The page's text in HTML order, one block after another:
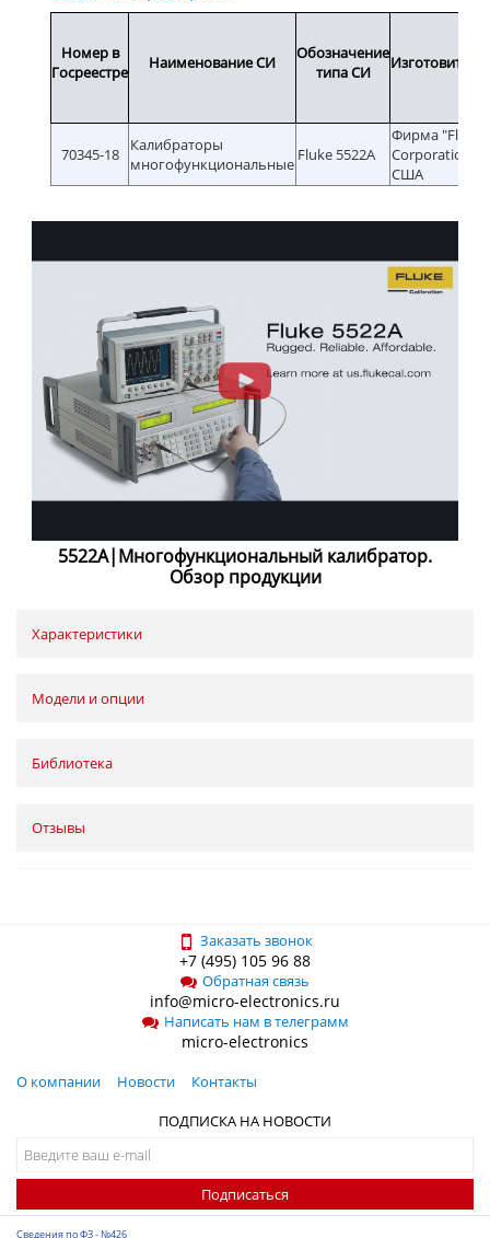
Номер в
Госреестре
Наименование СИ
Обозначение
типа СИ
Изготовитель
70345-18
Калибраторы
многофункциональные Fluke 5522A
Фирма "Fluke
Corporation",
США
5522A|Многофункциональный калибратор.
Обзор продукции
Характеристики
Модели и опции
Библиотека
Отзывы
Заказать звонок
+7 (495) 105 96 88
Обратная связь
info@micro-electronics.ru
Написать нам в телеграмм
micro-electronics
О компании Новости
Контакты
ПОДПИСКА НА НОВОСТИ
Подписаться
Сведения по ФЗ - №426